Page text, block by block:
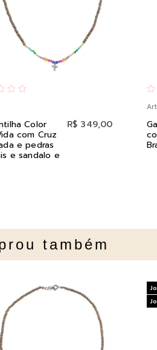
Color
com Cruz
e pedras
e sandalo e
R$ 349,00
também